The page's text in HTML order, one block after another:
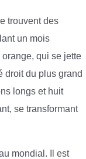
trouvent des
un mois
qui se jette
droit du plus grand
longs et huit
se transformant
mondial. Il est